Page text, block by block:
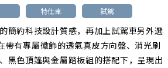
特仕車 試駕
簡約科技設計質感，再加上試駕車另外選
帶有專屬徽飾的透氣真皮方向盤、消光刷
黑色頂篷與金屬踏板組的搭配下，呈現出